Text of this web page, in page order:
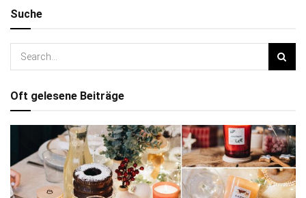
Suche
Oft gelesene Beiträge